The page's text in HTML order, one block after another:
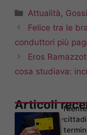
Categorie
Attualità ,
Felice tra le
conduttori più
Eros
cosa studiava:
Articoli